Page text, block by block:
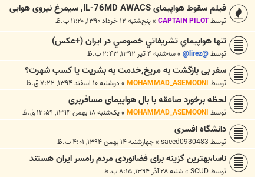
فیلم سقوط هواپیمای IL-76MD AWACS, سیمرغ نیروی هوایی
توسطCAPTAIN PILOT
»پنج‌شنبه ۱۲ خرداد ۱۳۹۰, ۱۱:۲۰ ب.ظ
تنها هواپيماي تشريفاتي خصوصي در ايران (+عکس)
توسط@lirez@
»سه‌شنبه ۴ تیر ۱۳۹۲, ۲:۴۳ ب.ظ
سفر بی بازگشت به مریخ,خدمت به بشریت یا کسب شهرت؟
توسط MOHAMMAD_ASEMOONI
» دوشنبه ۱۰ اسفند ۱۳۹۴, ۷:۲۲ ق.ظ
لحظه برخورد صاعقه با بال هواپیمای مسافربری
توسط MOHAMMAD_ASEMOONI
»یک‌شنبه ۱۸ بهمن ۱۳۹۴, ۱۲:۵۹ ق.ظ
دانشگاه افسری
توسط saeed0930483
»چهارشنبه ۱۴ بهمن ۱۳۹۴, ۴:۰۱ ب.ظ
ناسا،بهترین گزینه برای فضانوردی مردم رامسر ایران هستند
توسطSCUD
»شنبه ۲۸ آذر ۱۳۹۴, ۸:۱۵ ب.ظ